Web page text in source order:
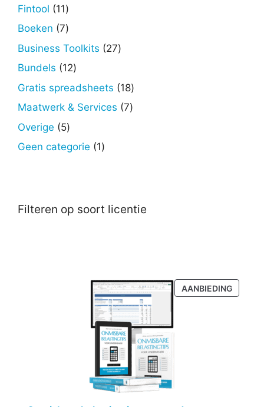
Fintool 1111
producten
Boeken 77
producten
Business Toolkits 2727
Bundels 1212
producten
Gratis spreadsheets 1818
producten
Maatwerk & Services 77
Overige 55
producten
Geen categorie 11
Filteren op soort licentie
AANBIEDING
IN